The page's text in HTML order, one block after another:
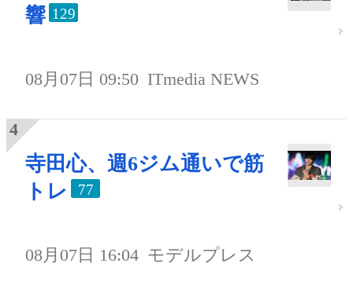
響 129
08月07日 09:50 ITmedia NEWS
寺田心、週6ジム通いで筋
トレ
77
08月07日 16:04 モデルプレス